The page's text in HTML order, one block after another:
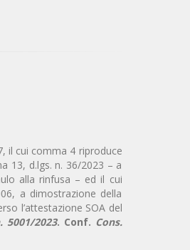
il cui comma 4 riproduce
13, d.lgs. n. 36/2023 – a
alla rinfusa – ed il cui
a dimostrazione della
l’attestazione SOA del
5001/2023. Conf. Cons.